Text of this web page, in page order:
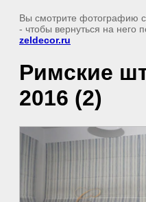
Вы смотрите фотографию с
- чтобы вернуться на него
zeldecor.ru
Римские
2016 (2)